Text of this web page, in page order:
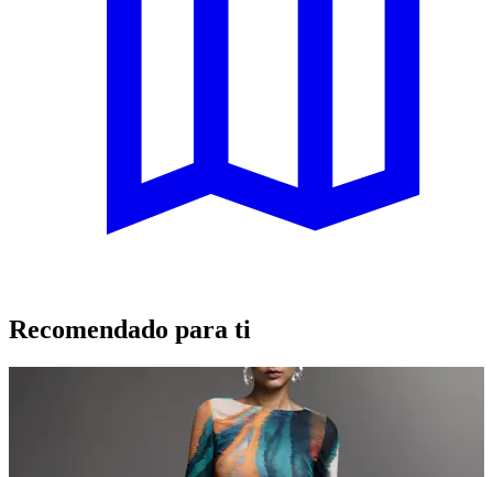
Recomendado para ti